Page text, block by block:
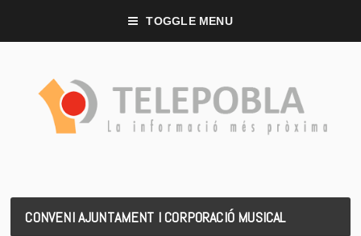
TOGGLE MENU
CONVENI AJUNTAMENT I CORPORACIÓ MUSICAL